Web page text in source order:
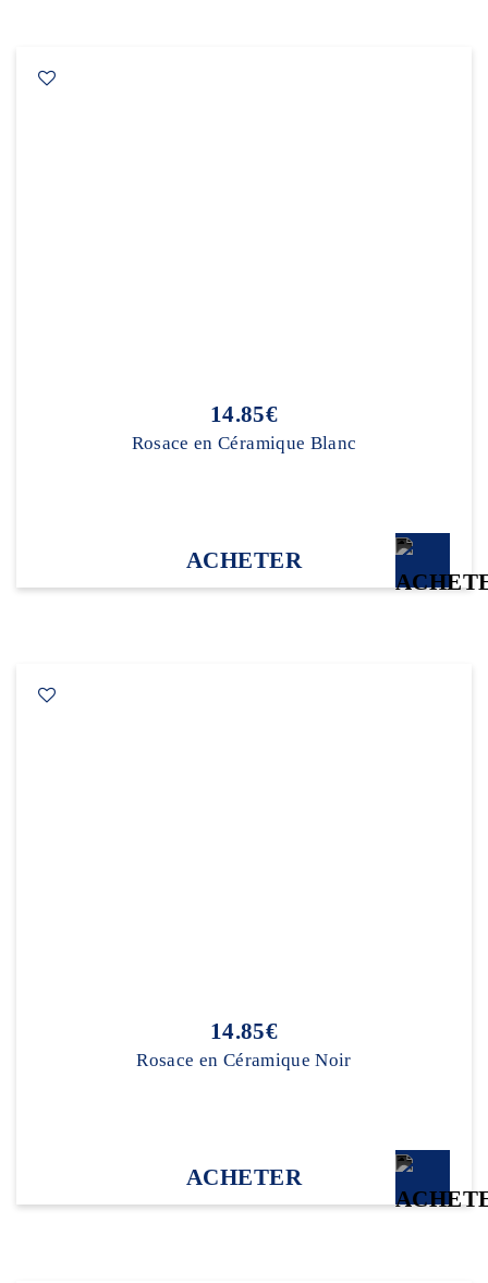
14.85€
Rosace en Céramique Blanc
ACHETER
14.85€
Rosace en Céramique Noir
ACHETER